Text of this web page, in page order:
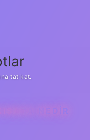
tat kat.
NEDIR